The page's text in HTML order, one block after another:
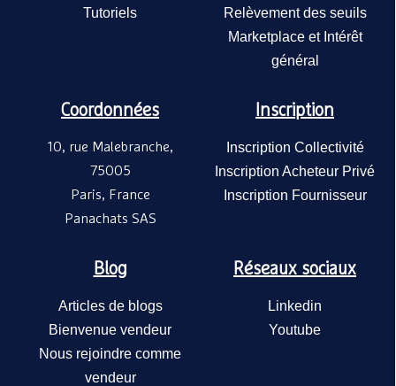
Tutoriels
Relèvement des seuils
Marketplace et Intérêt
général
Coordonnées
10, rue Malebranche,
75005
Paris, France
Panachats SAS
Inscription
Inscription Collectivité
Inscription Acheteur Privé
Inscription Fournisseur
Blog
Articles de blogs
Bienvenue vendeur
Nous rejoindre comme
vendeur
Réseaux sociaux
Linkedin
Youtube